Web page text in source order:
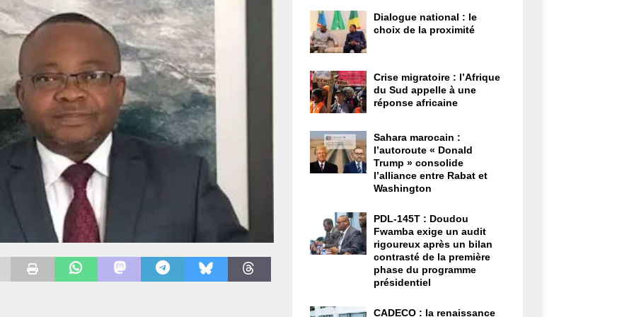
: le choix de la proximité EDITORIALE
: l’Afrique du Sud appelle à une réponse africaine AFRIQUE
: l’autoroute « Donald Trump » consolide l’alliance entre Rabat et
: Doudou Fwamba exige un audit rigoureux après un bilan contrasté de la
présidentiel FIL D'ACTUALITE
Dialogue national : le
choix de la proximité
Crise migratoire : l’Afrique
du Sud appelle à une
réponse africaine
Sahara marocain :
l’autoroute « Donald
Trump » consolide
l’alliance entre Rabat et
Washington
PDL-145T : Doudou
Fwamba exige un audit
rigoureux après un bilan
contrasté de la première
phase du programme
présidentiel
CADECO : la renaissance